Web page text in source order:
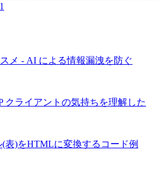
1
スメ - AI による情報漏洩を防ぐ
クライアントの気持ちを理解した
(表)をHTMLに変換するコード例